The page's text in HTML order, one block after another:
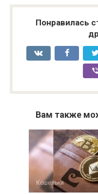
Понравилась
Вам также
Кошельки